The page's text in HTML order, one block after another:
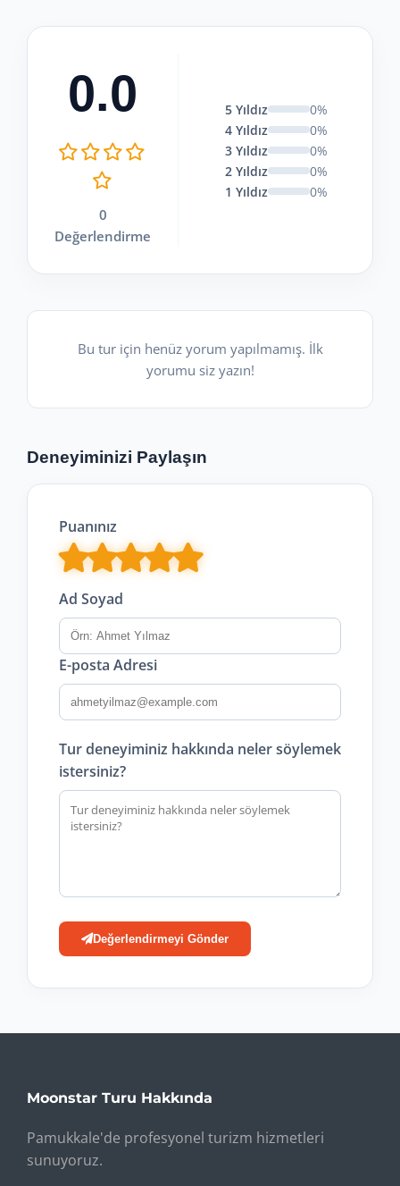
0.0
0
Değerlendirme
5 Yıldız
0%
4 Yıldız
0%
3 Yıldız
0%
2 Yıldız
0%
1 Yıldız
0%
Bu tur için henüz yorum yapılmamış. İlk
yorumu siz yazın!
Deneyiminizi Paylaşın
Puanınız
Ad Soyad
E-posta Adresi
Tur deneyiminiz hakkında neler söylemek
istersiniz?
Değerlendirmeyi Gönder
Moonstar Turu Hakkında
Pamukkale'de profesyonel turizm hizmetleri
sunuyoruz.